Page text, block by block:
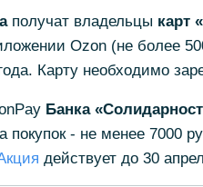
получат владельцы карт
Ozon (не более
Карту необходимо
Банка
покупок - не менее 7000
действует до 30